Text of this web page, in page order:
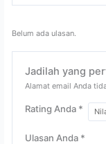
Belum ada ulasan.
Jadilah yang
Alamat email Anda
Rating Anda *
Ulasan Anda *